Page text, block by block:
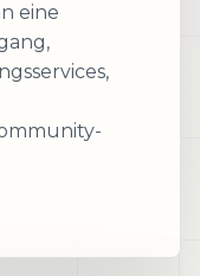
eine